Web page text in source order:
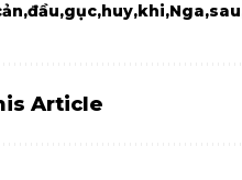
đầu gục huy khi Nga sau
Article